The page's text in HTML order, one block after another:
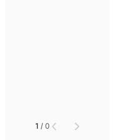
1 /0